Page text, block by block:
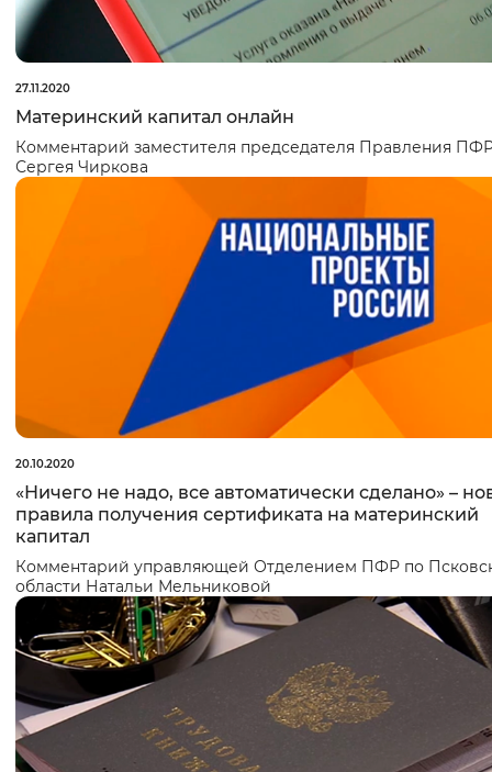
27.11.2020
Материнский капитал онлайн
Комментарий заместителя председателя Правления
Сергея Чиркова
20.10.2020
«Ничего не надо, все автоматически сделано» –
правила получения сертификата на материнский
капитал
Комментарий управляющей Отделением ПФР по
области Натальи Мельниковой